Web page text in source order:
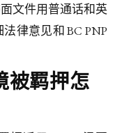
文件用普通话和英
律意见和 BC PNP
被羁押怎